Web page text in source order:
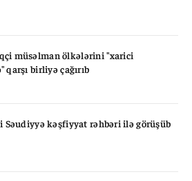
müsəlman ölkələrini "xarici
birliyə çağırıb
Səudiyyə kəşfiyyat rəhbəri ilə görüşüb